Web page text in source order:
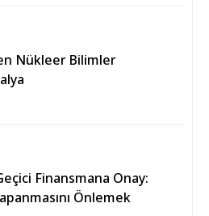
Nükleer Bilimler
Finansmana Onay:
Önlemek